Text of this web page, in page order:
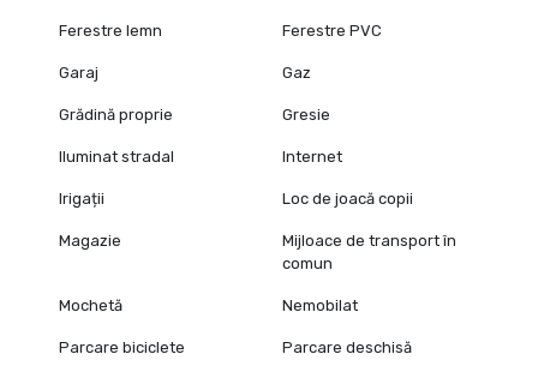
Ferestre lemn Ferestre PVC
Garaj Gaz
Grădină proprie Gresie
Iluminat stradal Internet
Irigații Loc de joacă copii
Magazie
Mijloace de transport în
comun
Mochetă Nemobilat
Parcare biciclete Parcare deschisă